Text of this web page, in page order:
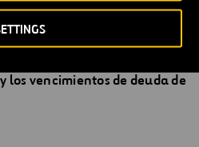
los vencimientos de deuda de